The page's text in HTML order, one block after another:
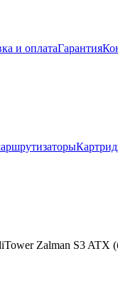
и оплатаГарантия
Zalman S3 ATX